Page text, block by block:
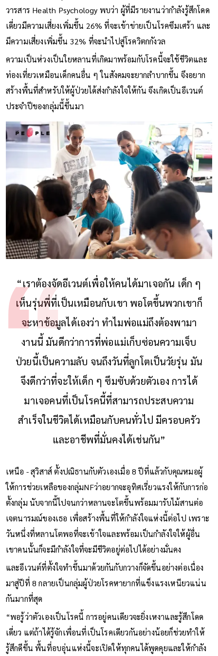
วารสาร Health Psychology พบว่า ผู้ที่มีรายงานว่ากำลังรู้สึกโดด
เดี่ยวมีความเสี่ยงเพิ่มขึ้น 26% ที่จะเข้าข่ายเป็นโรคซึมเศร้า และ
มีความเสี่ยงเพิ่มขึ้น 32% ที่จะนำไปสู่โรควิตกกังวล
ความเป็นห่วงเป็นใยหลานที่เกิดมาพร้อมกับโรคนี้จะใช้ชีวิตและ
ท่องเที่ยวเหมือนเด็กคนอื่น ๆ ในสังคมจะยากลำบากขึ้น จึงอยาก
สร้างพื้นที่สำหรับให้ผู้ป่วยได้ส่งกำลังใจให้กัน จึงเกิดเป็นอีเวนต์
ประจำปีของกลุ่มนี้ขึ้นมา
“เราต้องจัดอีเวนต์เพื่อให้คนได้มาเจอกัน เด็ก ๆ
เห็นรุ่นพี่ที่เป็นเหมือนกับเขา พอโตขึ้นพวกเขาก็
จะหาข้อมูลได้เองว่า ทำไมพ่อแม่ถึงต้องพามา
งานนี้ มันดีกว่าการที่พ่อแม่เก็บซ่อนความเจ็บ
ป่วยนี้เป็นความลับ จนถึงวันที่ลูกโตเป็นวัยรุ่น มัน
จึงดีกว่าที่จะให้เด็ก ๆ ซึมซับด้วยตัวเอง การได้
มาเจอคนที่เป็นโรคนี้ที่สามารถประสบความ
สำเร็จในชีวิตได้เหมือนกับคนทั่วไป มีครอบครัว
และอาชีพที่มั่นคงได้เช่นกัน”
เหนือ - สุวิสาส์ ตั้งปณิธานกับตัวเองเมื่อ 8 ปีที่แล้วกับคุณหมอผู้
ให้การช่วยเหลือของกลุ่มNFว่าอยากจะอุทิศเรี่ยวแรงให้กับการก่อ
ตั้งกลุ่ม นับจากนี้ไปจนกว่าหลานจะโตขึ้นพร้อมมารับไม้สานต่อ
เจตนารมณ์ของเธอ เพื่อสร้างพื้นที่ให้กำลังใจแห่งนี้ต่อไป เพราะ
วันหนึ่งที่หลานโตพอที่จะเข้าใจและพร้อมเป็นกำลังใจให้ผู้อื่น
เขาคนนั้นก็จะมีกำลังใจที่จะมีชีวิตอยู่ต่อไปได้อย่างมั่นคง
และอีเวนต์ที่ตั้งใจทำขึ้นมาด้วยกันกับกวางก็จัดขึ้นอย่างต่อเนื่อง
มาสู่ปีที่ 8 กลายเป็นกลุ่มผู้ป่วยโรคหายากที่แข็งแรงเหนียวแน่น
กันมากที่สุด
“พอรู้ว่าตัวเองเป็นโรคนี้ การอยู่คนเดียวจะยิ่งเหงาและรู้สึกโดด
เดี่ยว แต่ถ้าได้รู้จักเพื่อนที่เป็นโรคเดียวกันอย่างน้อยก็ช่วยทำให้
รู้สึกดีขึ้น พื้นที่อบอุ่นแห่งนี้จะเปิดให้ทุกคนได้พูดคุยและให้กำลัง